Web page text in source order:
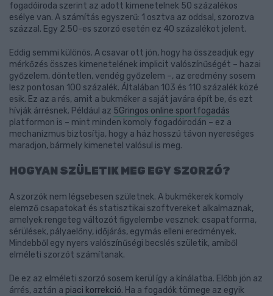
fogadóiroda szerint az adott kimenetelnek 50 százalékos
esélye van. A számítás egyszerű: 1 osztva az oddsal, szorozva
százzal. Egy 2.50-es szorzó esetén ez 40 százalékot jelent.
Eddig semmi különös. A csavar ott jön, hogy ha összeadjuk egy
mérkőzés összes kimenetelének implicit valószínűségét – hazai
győzelem, döntetlen, vendég győzelem –, az eredmény sosem
lesz pontosan 100 százalék. Általában 103 és 110 százalék közé
esik. Ez az a rés, amit a bukméker a saját javára épít be, és ezt
hívják árrésnek. Például az 5Gringos online sportfogadás
platformon is – mint minden komoly fogadóirodán – ez a
mechanizmus biztosítja, hogy a ház hosszú távon nyereséges
maradjon, bármely kimenetel valósul is meg.
HOGYAN SZÜLETIK MEG EGY SZORZÓ?
A szorzók nem légsebesen születnek. A bukmékerek komoly
elemző csapatokat és statisztikai szoftvereket alkalmaznak,
amelyek rengeteg változót figyelembe vesznek: csapatforma,
sérülések, pályaelőny, időjárás, egymás elleni eredmények.
Mindebből egy nyers valószínűségi becslés születik, amiből
elméleti szorzót számítanak.
De ez az elméleti szorzó sosem kerül így a kínálatba. Előbb jön az
árrés, aztán a piaci korrekció. Ha a fogadók tömege az egyik